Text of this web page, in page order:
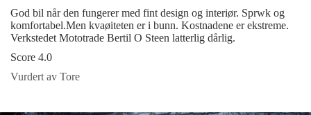
God bil når den fungerer med fint design og interiør. Sprwk og
komfortabel.Men kvaøiteten er i bunn. Kostnadene er ekstreme.
Verkstedet Mototrade Bertil O Steen latterlig dårlig.
Score 4.0
Vurdert av Tore